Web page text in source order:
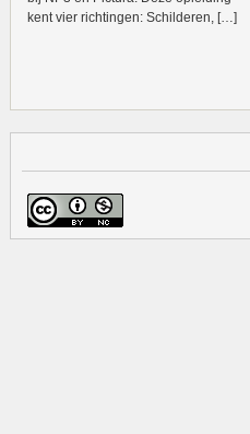
kent vier richtingen: Schilderen, […]